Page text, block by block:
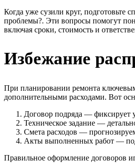
Когда уже сузили круг,
проблемы?. Эти вопросы помогут
включая сроки, стоимость и
Избежание
При планировании ремонта
дополнительными расходами. Вот
Договор подряда — фиксирует
Техническое задание —
Смета расходов —
Акты выполненных работ —
Правильное оформление договоров